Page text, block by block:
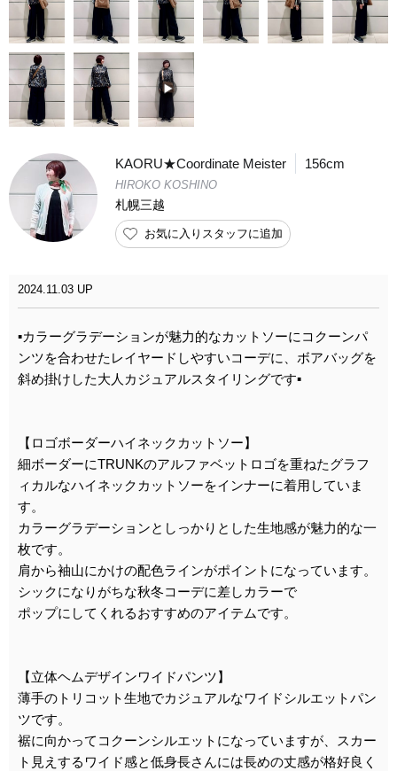
KAORU★Coordinate Meister 156cm
HIROKO KOSHINO
札幌三越
お気に入りスタッフに追加
2024.11.03 UP
▪️カラーグラデーションが魅力的なカットソーにコクーンパ
ンツを合わせたレイヤードしやすいコーデに、ボアバッグを
斜め掛けした大人カジュアルスタイリングです▪️
【ロゴボーダーハイネックカットソー】
細ボーダーにTRUNKのアルファベットロゴを重ねたグラフ
ィカルなハイネックカットソーをインナーに着用していま
す。
カラーグラデーションとしっかりとした生地感が魅力的な一
枚です。
肩から袖山にかけの配色ラインがポイントになっています。
シックになりがちな秋冬コーデに差しカラーで
ポップにしてくれるおすすめのアイテムです。
【立体ヘムデザインワイドパンツ】
薄手のトリコット生地でカジュアルなワイドシルエットパン
ツです。
裾に向かってコクーンシルエットになっていますが、スカー
ト見えするワイド感と低身長さんには長めの丈感が格好良く